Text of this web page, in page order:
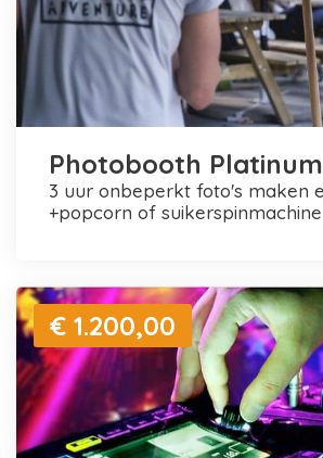
Photobooth Platinum
3 uur onbeperkt foto's maken en printen
+popcorn of suikerspinmachine
€ 1.200,00